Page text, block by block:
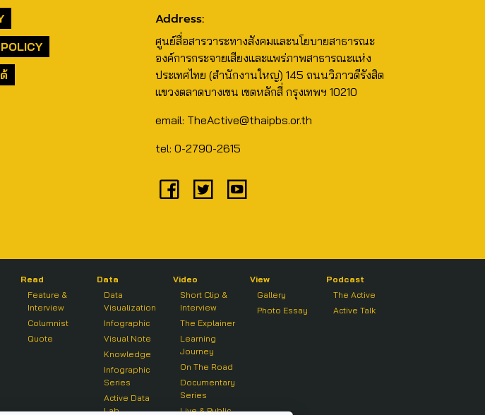
Address:
ศูนย์สื่อสารวาระทางสังคมและนโยบายสาธารณะ
องค์การกระจายเสียงและแพร่ภาพสาธารณะแห่ง
ประเทศไทย (สำนักงานใหญ่) 145 ถนนวิภาวดีรังสิต
แขวงตลาดบางเขน เขตหลักสี่ กรุงเทพฯ 10210
email: TheActive@thaipbs.or.th
tel: 0-2790-2615
Read
Feature &
Interview
Columnist
Quote
Data
Data
Visualization
Infographic
Visual Note
Knowledge
Infographic
Series
Active Data
Lab
Video
Short Clip &
Interview
The Explainer
Learning
Journey
On The Road
Documentary
Series
Live & Public
View
Gallery
Photo Essay
Podcast
The Active
Active Talk